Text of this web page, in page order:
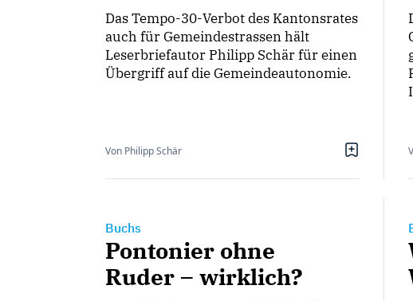
Das Tempo-30-Verbot des Kantonsrates
auch für Gemeindestrassen hält
Leserbriefautor Philipp Schär für einen
Übergriff auf die Gemeindeautonomie.
Von Philipp Schär
Buchs
Pontonier ohne
Ruder – wirklich?